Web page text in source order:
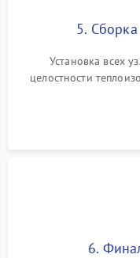
5.
Установка всех
целостности
исключить
Надежная
6.